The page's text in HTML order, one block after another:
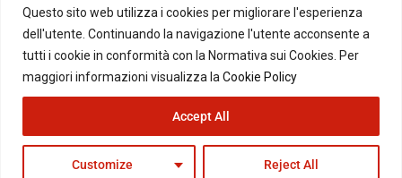
Questo sito web utilizza i cookies per migliorare l'esperienza
dell'utente. Continuando la navigazione l'utente acconsente a
tutti i cookie in conformità con la Normativa sui Cookies. Per
maggiori informazioni visualizza la Cookie Policy
Customize Reject All
Accept All
pubblicita@beppegrillo.it
© Copyright 2026 - Il Blog di Beppe Grillo. All Rights Reserved - Powered by
happygrafic.com